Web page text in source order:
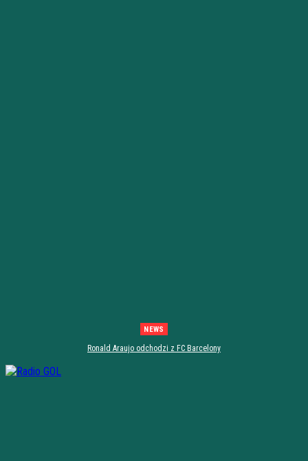
NEWS
Ronald Araujo odchodzi z FC Barcelony